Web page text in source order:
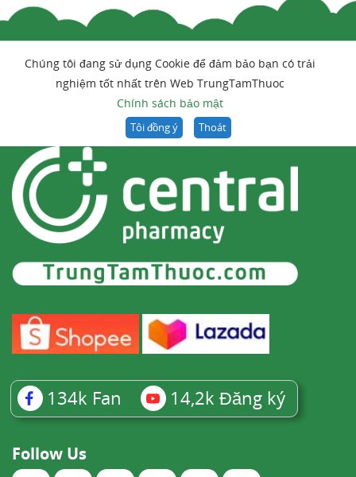
Chúng tôi đang sử dụng Cookie để đảm bảo bạn có trải
nghiệm tốt nhất trên Web TrungTamThuoc
Chính sách bảo mật
Tôi đồng ý Thoát
134k Fan 14,2k Đăng ký
Follow Us